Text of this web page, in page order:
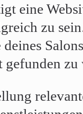
eine
zu
gefunden zu